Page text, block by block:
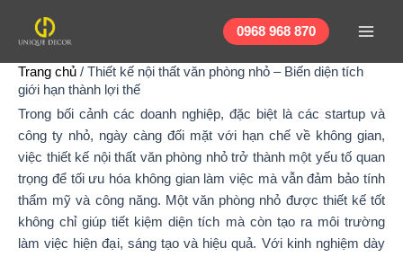
dung
0968 968 870
Trang chủ / Thiết kế nội thất văn phòng nhỏ – Biến diện tích
giới hạn thành lợi thế
Trong bối cảnh các doanh nghiệp, đặc biệt là các startup và
công ty nhỏ, ngày càng đối mặt với hạn chế về không gian,
việc thiết kế nội thất văn phòng nhỏ trở thành một yếu tố quan
trọng để tối ưu hóa không gian làm việc mà vẫn đảm bảo tính
thẩm mỹ và công năng. Một văn phòng nhỏ được thiết kế tốt
không chỉ giúp tiết kiệm diện tích mà còn tạo ra môi trường
làm việc hiện đại, sáng tạo và hiệu quả. Với kinh nghiệm dày